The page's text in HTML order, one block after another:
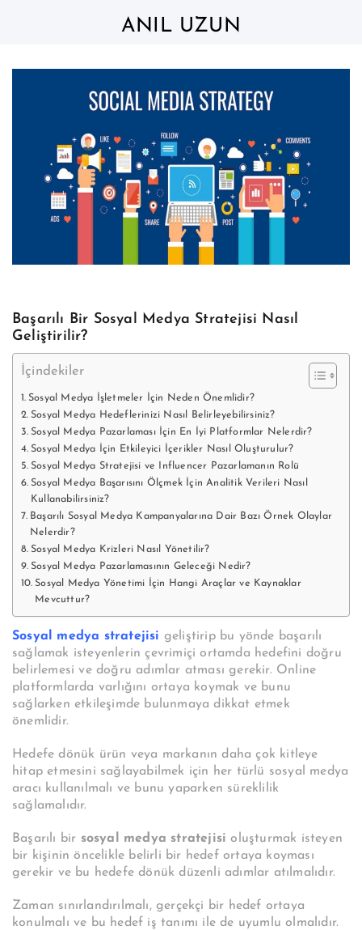
ANIL UZUN
Başarılı Bir Sosyal Medya Stratejisi Nasıl
Geliştirilir?
İçindekiler
Sosyal Medya İşletmeler İçin Neden Önemlidir?
Sosyal Medya Hedeflerinizi Nasıl Belirleyebilirsiniz?
Sosyal Medya Pazarlaması İçin En İyi Platformlar Nelerdir?
Sosyal Medya İçin Etkileyici İçerikler Nasıl Oluşturulur?
Sosyal Medya Stratejisi ve Influencer Pazarlamanın Rolü
Sosyal Medya Başarısını Ölçmek İçin Analitik Verileri Nasıl
Kullanabilirsiniz?
Başarılı Sosyal Medya Kampanyalarına Dair Bazı Örnek Olaylar
Nelerdir?
Sosyal Medya Krizleri Nasıl Yönetilir?
Sosyal Medya Pazarlamasının Geleceği Nedir?
Sosyal Medya Yönetimi İçin Hangi Araçlar ve Kaynaklar
Mevcuttur?
Sosyal medya stratejisi geliştirip bu yönde başarılı
sağlamak isteyenlerin çevrimiçi ortamda hedefini doğru
belirlemesi ve doğru adımlar atması gerekir. Online
platformlarda varlığını ortaya koymak ve bunu
sağlarken etkileşimde bulunmaya dikkat etmek
önemlidir.
Hedefe dönük ürün veya markanın daha çok kitleye
hitap etmesini sağlayabilmek için her türlü sosyal medya
aracı kullanılmalı ve bunu yaparken süreklilik
sağlamalıdır.
Başarılı bir sosyal medya stratejisi oluşturmak isteyen
bir kişinin öncelikle belirli bir hedef ortaya koyması
gerekir ve bu hedefe dönük düzenli adımlar atılmalıdır.
Zaman sınırlandırılmalı, gerçekçi bir hedef ortaya
konulmalı ve bu hedef iş tanımı ile de uyumlu olmalıdır.